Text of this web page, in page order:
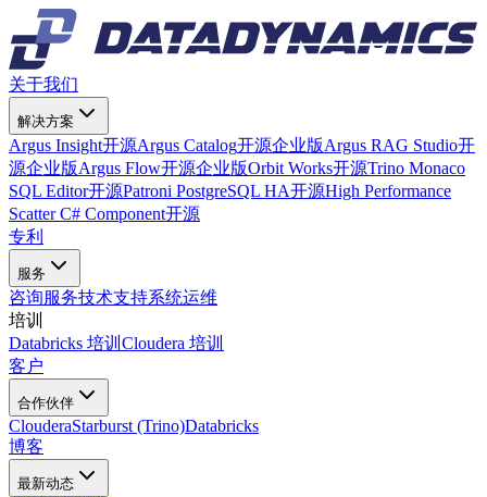
关于我们
解决方案
Argus Insight开源Argus Catalog开源企业版Argus RAG Studio开
源企业版Argus Flow开源企业版Orbit Works开源Trino Monaco
SQL Editor开源Patroni PostgreSQL HA开源High Performance
Scatter C# Component开源
专利
服务
咨询服务技术支持系统运维
培训
Databricks 培训 Cloudera 培训
客户
合作伙伴
ClouderaStarburst (Trino)Databricks
博客
最新动态